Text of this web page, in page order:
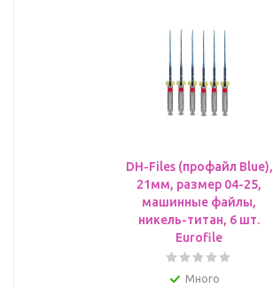
DH-Files (профайл Blue),
21мм, размер 04-25,
машинные файлы,
никель-титан, 6 шт.
Eurofile
Много